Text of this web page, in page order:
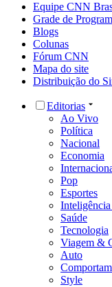
Equipe CNN
Grade de
Blogs
Colunas
Fórum CNN
Mapa do site
Distribuição do
Editorias
Ao Vivo
Política
Nacional
Economia
Pop
Esportes
Saúde
Tecnologia
Viagem &
Auto
Style